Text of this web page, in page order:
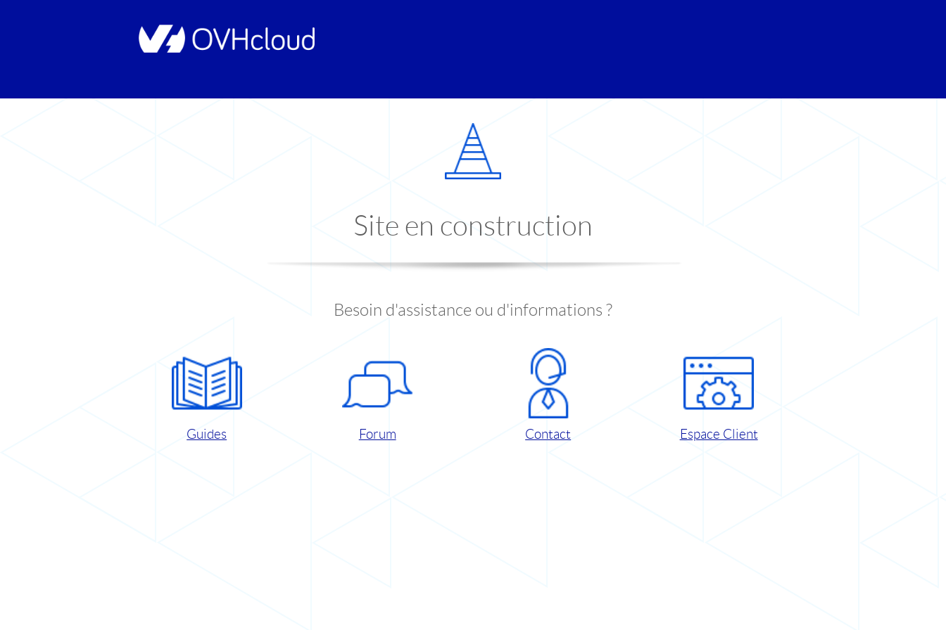
Site en construction
Besoin d'assistance ou d'informations ?
Guides Forum Contact Espace Client